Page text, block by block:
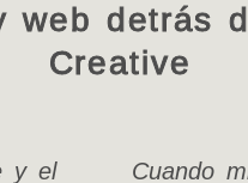
web detrás
Creative
y el
Cuando